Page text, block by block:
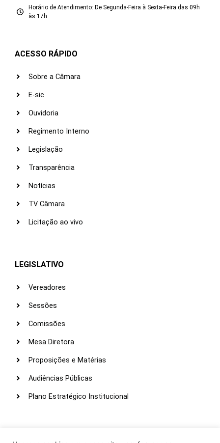
Horário de Atendimento: De Segunda-Feira à Sexta-Feira das 09h
às 17h
ACESSO RÁPIDO
Sobre a Câmara
E-sic
Ouvidoria
Regimento Interno
Legislação
Transparência
Notícias
TV Câmara
Licitação ao vivo
LEGISLATIVO
Vereadores
Sessões
Comissões
Mesa Diretora
Proposições e Matérias
Audiências Públicas
Plano Estratégico Institucional